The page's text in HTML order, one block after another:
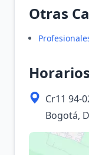
Otras
Cr11 94-
Bogotá,